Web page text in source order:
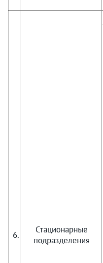
6.
Стационарные
подразделения